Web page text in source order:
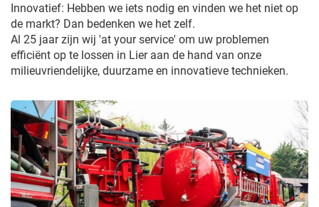
Innovatief: Hebben we iets nodig en vinden we het niet op
de markt? Dan bedenken we het zelf.
Al 25 jaar zijn wij 'at your service' om uw problemen
efficiënt op te lossen in Lier aan de hand van onze
milieuvriendelijke, duurzame en innovatieve technieken.